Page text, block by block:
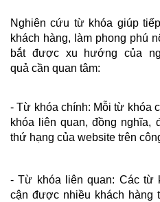
Nghiên cứu từ khóa giúp
khách hàng, làm phong phú
bắt được xu hướng của
quả cần quan tâm:
- Từ khóa chính: Mỗi từ khóa
khóa liên quan, đồng nghĩa,
thứ hạng của website trên
- Từ khóa liên quan: Các từ
cận được nhiều khách hàng